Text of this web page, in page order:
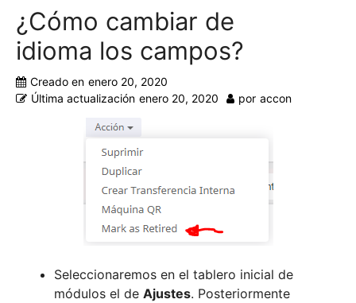
¿Cómo cambiar de
idioma los campos?
Creado en enero 20, 2020
Última actualización enero 20, 2020 por accon
Seleccionaremos en el tablero inicial de
módulos el de Ajustes. Posteriormente